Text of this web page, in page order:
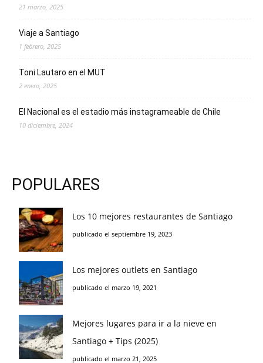
21 marzo, 2025
Viaje a Santiago
1 febrero, 2025
Toni Lautaro en el MUT
2 enero, 2025
El Nacional es el estadio más instagrameable de Chile
10 diciembre, 2024
POPULARES
Los 10 mejores restaurantes de Santiago
publicado el septiembre 19, 2023
Los mejores outlets en Santiago
publicado el marzo 19, 2021
Mejores lugares para ir a la nieve en
Santiago + Tips (2025)
publicado el marzo 21, 2025